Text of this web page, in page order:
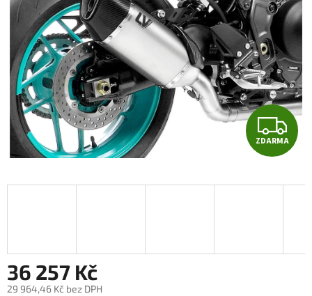
Z
D
A
ZDARMA
36 257 Kč
29 964,46 Kč bez DPH